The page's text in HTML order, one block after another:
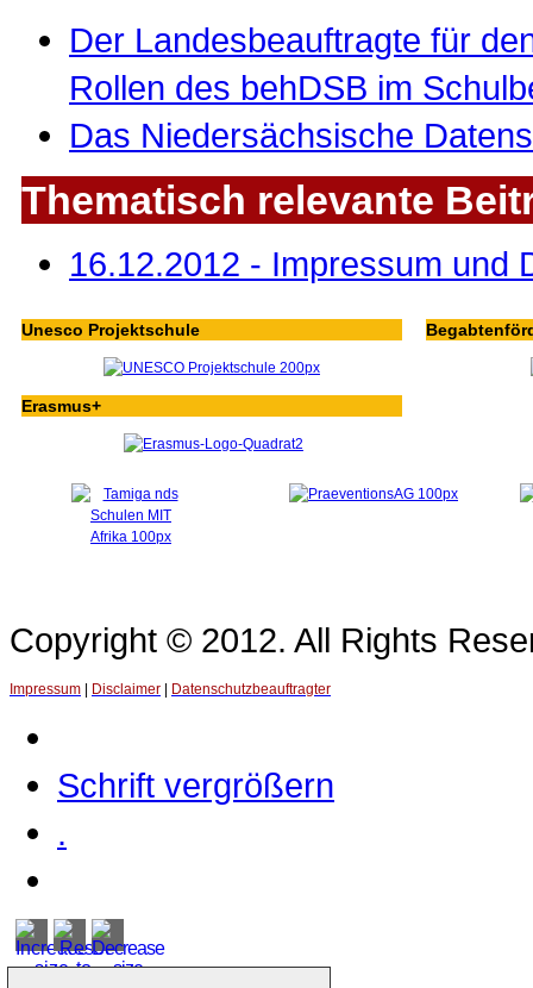
Der Landesbeauftragte für
Rollen des behDSB im
Das Niedersächsische
Thematisch relevante
16.12.2012 - Impressum und
Unesco Projektschule
Erasmus+
Copyright © 2012. All Rights
Impressum Disclaimer Datenschutzbeauftragter
Schrift vergrößern
.